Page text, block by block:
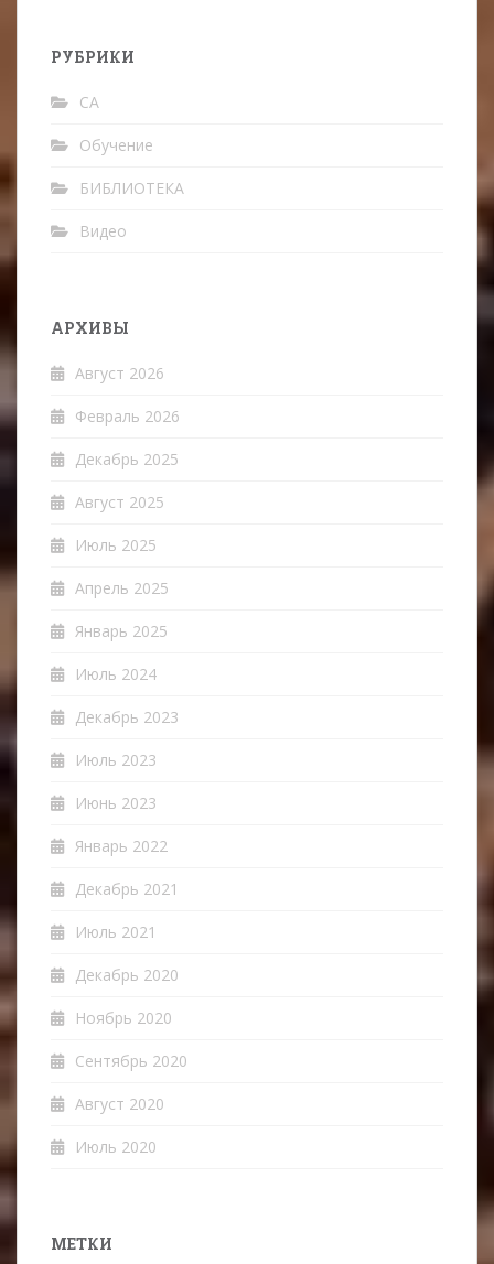
РУБРИКИ
CA
Oбучение
БИБЛИОТЕКА
Видео
АРХИВЫ
Август 2026
Февраль 2026
Декабрь 2025
Август 2025
Июль 2025
Апрель 2025
Январь 2025
Июль 2024
Декабрь 2023
Июль 2023
Июнь 2023
Январь 2022
Декабрь 2021
Июль 2021
Декабрь 2020
Ноябрь 2020
Сентябрь 2020
Август 2020
Июль 2020
МЕТКИ